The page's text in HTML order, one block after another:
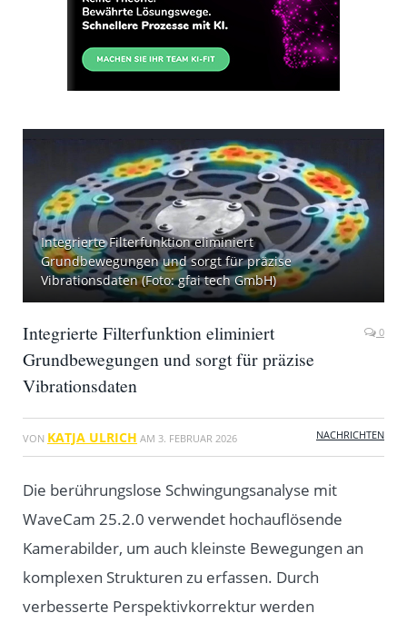
Integrierte Filterfunktion eliminiert
Grundbewegungen und sorgt für präzise
Vibrationsdaten (Foto: gfai tech GmbH)
Integrierte Filterfunktion eliminiert
Grundbewegungen und sorgt für präzise
Vibrationsdaten
0
VON KATJA ULRICH AM 3. FEBRUAR 2026 NACHRICHTEN
Die berührungslose Schwingungsanalyse mit
WaveCam 25.2.0 verwendet hochauflösende
Kamerabilder, um auch kleinste Bewegungen an
komplexen Strukturen zu erfassen. Durch
verbesserte Perspektivkorrektur werden